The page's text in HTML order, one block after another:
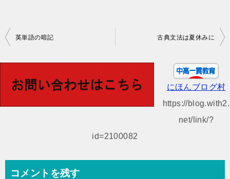
投
ビ
英単語の暗記 古典文法は夏休みに
にほんブログ村
https://blog.with2.
net/link/?
id=2100082
コメントを残す